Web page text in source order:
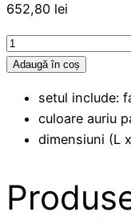
652,80 lei
Cantitate
Set
semineu
Wave
forjat,
auriu
Adaugă în coș
setul include:
culoare auriu
dimensiuni (L